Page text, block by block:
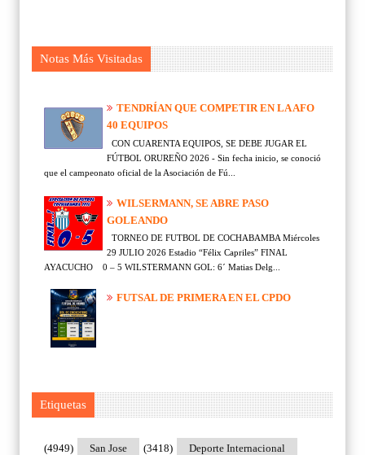
Notas Más Visitadas
TENDRÍAN QUE COMPETIR EN LA AFO
40 EQUIPOS
CON CUARENTA EQUIPOS, SE DEBE JUGAR EL
FÚTBOL ORUREÑO 2026 - Sin fecha inicio, se conoció
que el campeonato oficial de la Asociación de Fú...
WILSERMANN, SE ABRE PASO
GOLEANDO
TORNEO DE FUTBOL DE COCHABAMBA Miércoles
29 JULIO 2026 Estadio “Félix Capriles” FINAL
AYACUCHO 0 – 5 WILSTERMANN GOL: 6´ Matias Delg...
FUTSAL DE PRIMERA EN EL CPDO
Etiquetas
San Jose
(4949) Deporte Internacional
(3418)